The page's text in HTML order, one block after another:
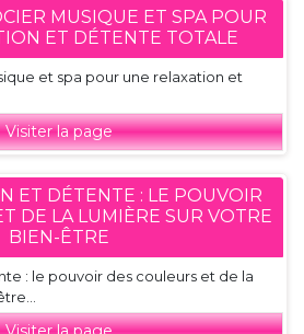
MUSIQUE ET SPA POUR
ET DÉTENTE TOTALE
et spa pour une relaxation et
Visiter la page
ET DÉTENTE : LE POUVOIR
DE LA LUMIÈRE SUR VOTRE
BIEN-ÊTRE
: le pouvoir des couleurs et de la